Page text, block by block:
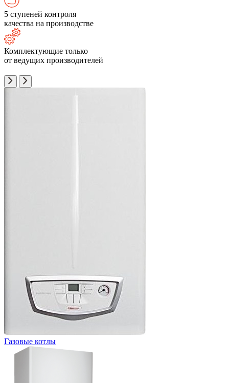
5 ступеней контроля
качества на производстве
Комплектующие только
от ведущих производителей
Газовые котлы